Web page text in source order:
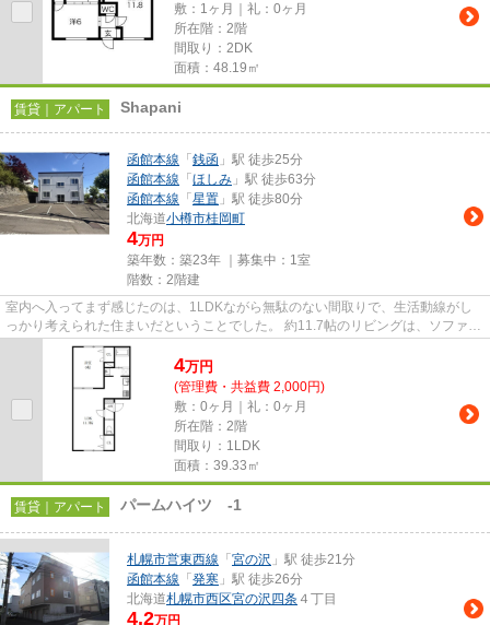
敷：1ヶ月｜礼：0ヶ月
所在階：2階
間取り：2DK
面積：48.19㎡
賃貸｜アパート Shapani
函館本線 「 銭函 」駅 徒歩25分
函館本線 「 ほしみ 」駅 徒歩63分
函館本線 「 星置 」駅 徒歩80分
北海道小樽市桂岡町
4万円
築年数：築23年 ｜募集中： 1室
階数：2階建
室内へ入ってまず感じたのは、1LDKながら無駄のない間取りで、生活動線がし
っかり考えられた住まいだということでした。 約11.7帖のリビングは、ソファや
ローテーブル、テレビを配置...
4万円
(管理費・共益費 2,000円)
敷：0ヶ月｜礼：0ヶ月
所在階：2階
間取り：1LDK
面積：39.33㎡
賃貸｜アパート パームハイツ -1
札幌市営東西線 「 宮の沢 」駅 徒歩21分
函館本線 「 発寒 」駅 徒歩26分
北海道札幌市西区宮の沢四条 ４丁目
4.2万円